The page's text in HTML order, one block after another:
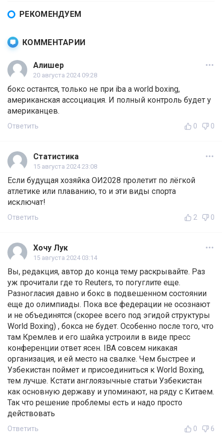
РЕКОМЕНДУЕМ
КОММЕНТАРИИ
Алишер
20 августа 2024 09:28
бокс остантся, только не при iba а world boxing,
американская ассоциация. И полный контроль будет у
американцев.
Ответить 0 0
Статистика
15 августа 2024 23:08
Если будущая хозяйка ОИ2028 пролетит по лёгкой
атлетике или плаванию, то и эти виды спорта
исключат!
Ответить 2 0
Хочу Лук
15 августа 2024 03:14
Вы, редакция, автор до конца тему раскрывайте. Раз
уж прочитали где то Reuters, то погуглите еще.
Разногласия давно и бокс в подвешенном состоянии
еще до олимпиады. Пока все федерации не осознают
и не объединятся (скорее всего под эгидой структуры
World Boxing) , бокса не будет. Особенно после того, что
там Кремлев и его шайка устроили в виде пресс
конференции ответ ясен. IBA совсем никакая
организация, и ей место на свалке. Чем быстрее и
Узбекистан поймет и присоединиться к World Boxing,
тем лучше. Кстати англоязычные статьи Узбекистан
как основную державу и упоминают, на ряду с Китаем.
Так что решение проблемы есть и надо просто
действовать
Ответить 0 6